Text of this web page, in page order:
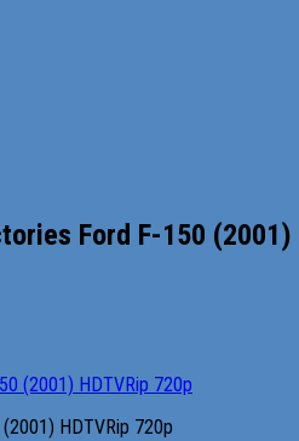
Ford F-150 (2001)
HDTVRip 720p